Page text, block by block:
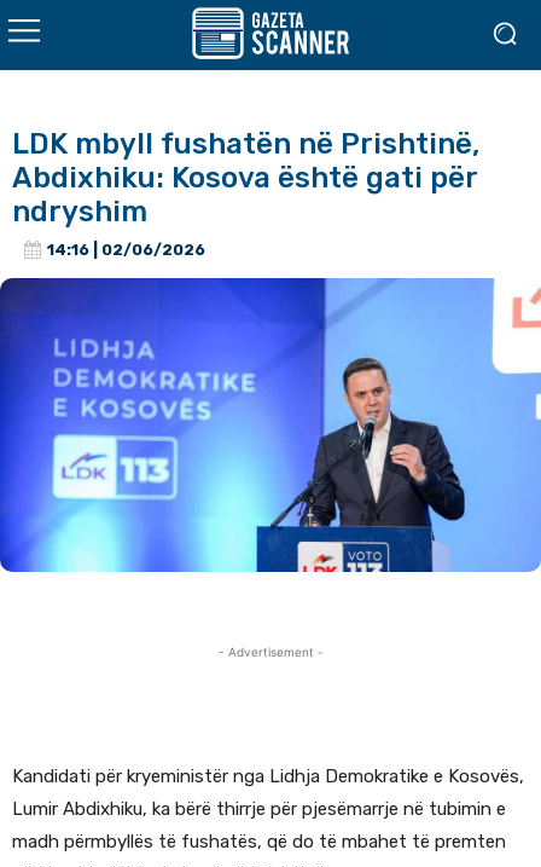
LDK mbyll fushatën në Prishtinë,
Abdixhiku: Kosova është gati për
ndryshim
14:16 | 02/06/2026
- Advertisement -
Kandidati për kryeministër nga Lidhja Demokratike e Kosovës,
Lumir Abdixhiku, ka bërë thirrje për pjesëmarrje në tubimin e
madh përmbyllës të fushatës, që do të mbahet të premten